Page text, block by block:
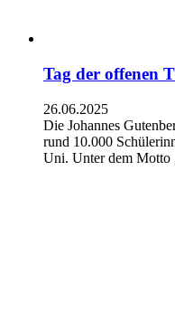
Tag der offenen
26.06.2025
Die Johannes
rund 10.000
Uni. Unter dem